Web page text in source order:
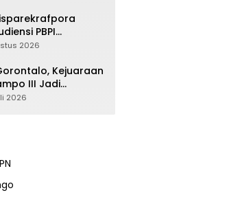
PBPI
2026
Gorontalo, Kejuaraan
III Jadi
Lahirkan Atlet
2026